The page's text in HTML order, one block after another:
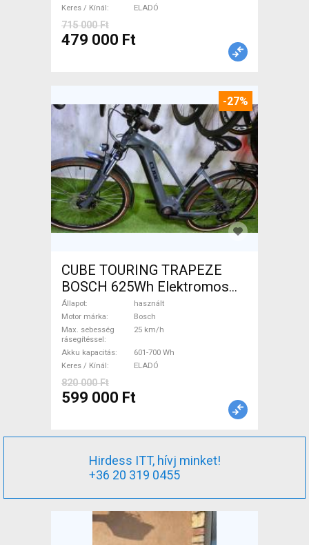
Keres / Kínál ELADÓ
715 000 Ft
479 000 Ft
-27%
CUBE TOURING TRAPEZE
BOSCH 625Wh Elektromos
Trekking/cross 25 km/h
Bosch 601-700 Wh használt
ELADÓ
Állapot
használt
Motor márka
Bosch
Max. sebesség
rásegítéssel
25 km/h
Akku kapacitás
601-700 Wh
Keres / Kínál
ELADÓ
820 000 Ft
599 000 Ft
Hirdess ITT, hívj minket!
+36 20 319 0455